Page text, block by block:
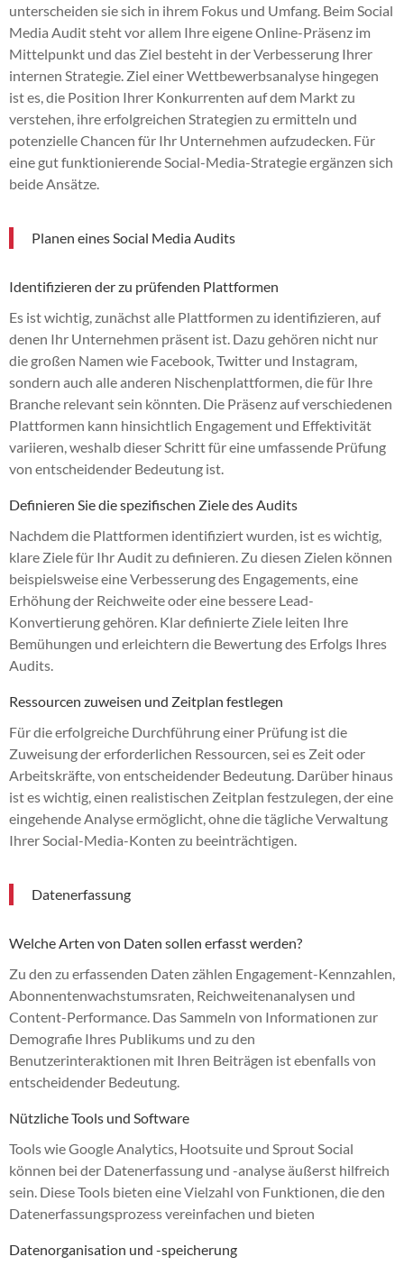
unterscheiden sie sich in ihrem Fokus und Umfang. Beim Social
Media Audit steht vor allem Ihre eigene Online-Präsenz im
Mittelpunkt und das Ziel besteht in der Verbesserung Ihrer
internen Strategie. Ziel einer Wettbewerbsanalyse hingegen
ist es, die Position Ihrer Konkurrenten auf dem Markt zu
verstehen, ihre erfolgreichen Strategien zu ermitteln und
potenzielle Chancen für Ihr Unternehmen aufzudecken. Für
eine gut funktionierende Social-Media-Strategie ergänzen sich
beide Ansätze.
Planen eines Social Media Audits
Identifizieren der zu prüfenden Plattformen
Es ist wichtig, zunächst alle Plattformen zu identifizieren, auf
denen Ihr Unternehmen präsent ist. Dazu gehören nicht nur
die großen Namen wie Facebook, Twitter und Instagram,
sondern auch alle anderen Nischenplattformen, die für Ihre
Branche relevant sein könnten. Die Präsenz auf verschiedenen
Plattformen kann hinsichtlich Engagement und Effektivität
variieren, weshalb dieser Schritt für eine umfassende Prüfung
von entscheidender Bedeutung ist.
Definieren Sie die spezifischen Ziele des Audits
Nachdem die Plattformen identifiziert wurden, ist es wichtig,
klare Ziele für Ihr Audit zu definieren. Zu diesen Zielen können
beispielsweise eine Verbesserung des Engagements, eine
Erhöhung der Reichweite oder eine bessere Lead-
Konvertierung gehören. Klar definierte Ziele leiten Ihre
Bemühungen und erleichtern die Bewertung des Erfolgs Ihres
Audits.
Ressourcen zuweisen und Zeitplan festlegen
Für die erfolgreiche Durchführung einer Prüfung ist die
Zuweisung der erforderlichen Ressourcen, sei es Zeit oder
Arbeitskräfte, von entscheidender Bedeutung. Darüber hinaus
ist es wichtig, einen realistischen Zeitplan festzulegen, der eine
eingehende Analyse ermöglicht, ohne die tägliche Verwaltung
Ihrer Social-Media-Konten zu beeinträchtigen.
Datenerfassung
Welche Arten von Daten sollen erfasst werden?
Zu den zu erfassenden Daten zählen Engagement-Kennzahlen,
Abonnentenwachstumsraten, Reichweitenanalysen und
Content-Performance. Das Sammeln von Informationen zur
Demografie Ihres Publikums und zu den
Benutzerinteraktionen mit Ihren Beiträgen ist ebenfalls von
entscheidender Bedeutung.
Nützliche Tools und Software
Tools wie Google Analytics, Hootsuite und Sprout Social
können bei der Datenerfassung und -analyse äußerst hilfreich
sein. Diese Tools bieten eine Vielzahl von Funktionen, die den
Datenerfassungsprozess vereinfachen und bieten
Datenorganisation und -speicherung